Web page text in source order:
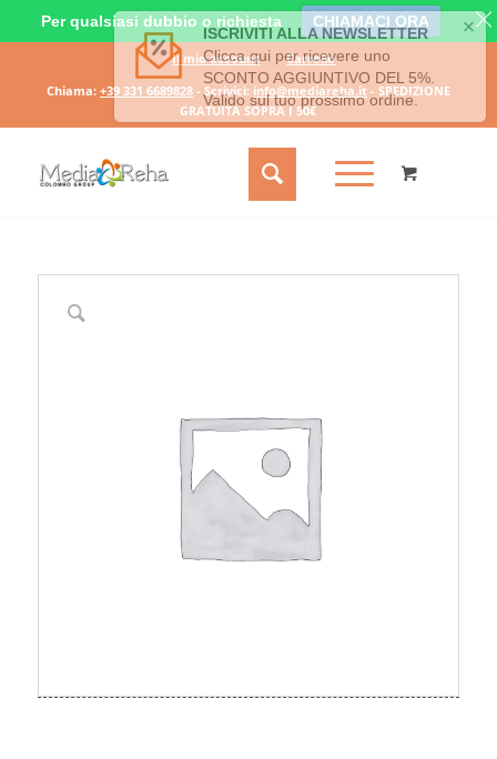
Il mio account
Carrello
Chiama: +39 331 6689828- Scrivici: info@mediareha.it- SPEDIZIONE
GRATUITA SOPRA I 50€
Per qualsiasi dubbio o richiesta CHIAMACI ORA